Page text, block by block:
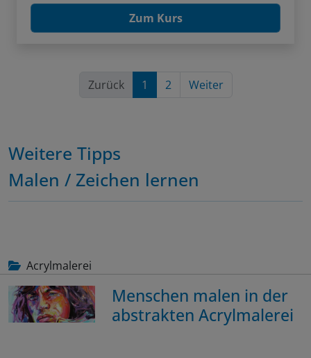
Zum Kurs
Zurück 1 2 Weiter
Weitere Tipps
Malen / Zeichen lernen
Acrylmalerei
Menschen malen in der
abstrakten Acrylmalerei